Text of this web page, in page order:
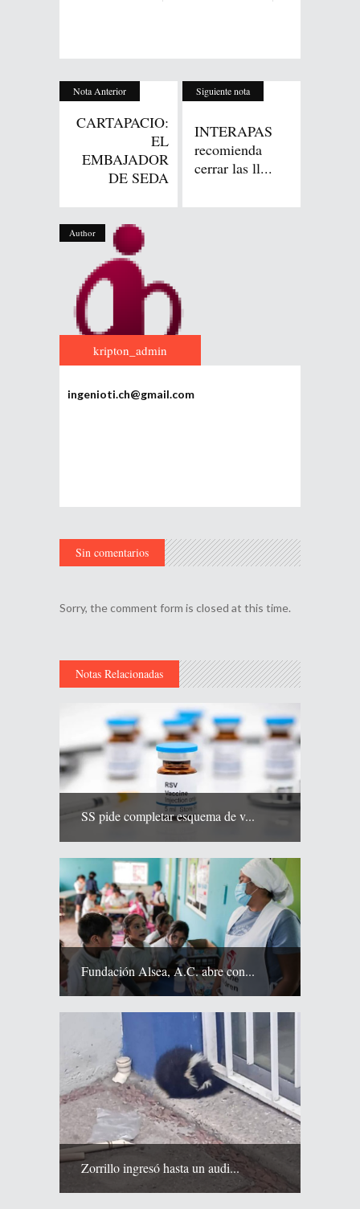
Nota Anterior
CARTAPACIO:
EL
EMBAJADOR
DE SEDA
Siguiente nota
INTERAPAS
recomienda
cerrar las ll...
Author
kripton_admin
ingenioti.ch@gmail.com
Sin comentarios
Sorry, the comment form is closed at this time.
Notas Relacionadas
SS pide completar esquema de v...
Fundación Alsea, A.C. abre con...
Zorrillo ingresó hasta un audi...